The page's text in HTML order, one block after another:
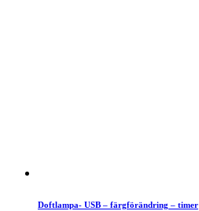
Doftlampa- USB – färgförändring – timer